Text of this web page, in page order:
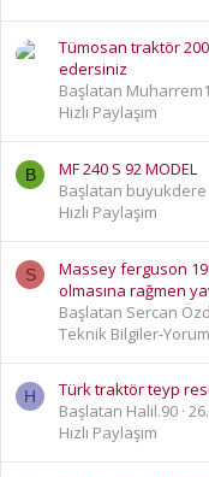
Tümosan traktör
edersiniz
Başlatan
Hızlı Paylaşım
B
MF 240 S 92 MODEL
Başlatan buyukdere
Hızlı Paylaşım
S
Massey ferguson
olmasına rağmen
Başlatan Sercan
Teknik Bilgiler-
H
Türk traktör teyp
Başlatan Halil.90
Hızlı Paylaşım